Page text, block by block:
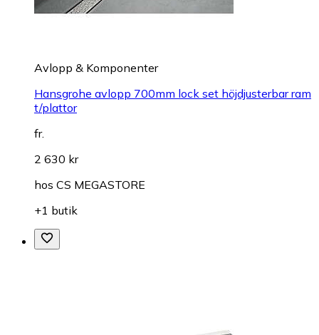
Avlopp & Komponenter
Hansgrohe avlopp 700mm lock set höjdjusterbar ram
t/plattor
fr.
2 630 kr
hos CS MEGASTORE
+1 butik